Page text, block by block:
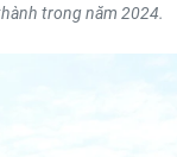
trong năm 2024.